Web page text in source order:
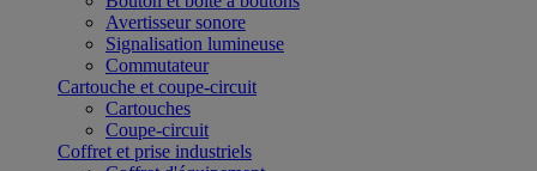
Avertisseur sonore
Signalisation lumineuse
Commutateur
Cartouche et coupe-circuit
Cartouches
Coupe-circuit
Coffret et prise industriels